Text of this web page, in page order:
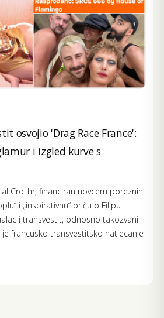
osvojio 'Drag Race France':
i izgled kurve s
Crol.hr, financiran novcem poreznih
i „inspirativnu“ priču o Filipu
i transvestit, odnosno takozvani
je francusko transvestitsko natjecanje